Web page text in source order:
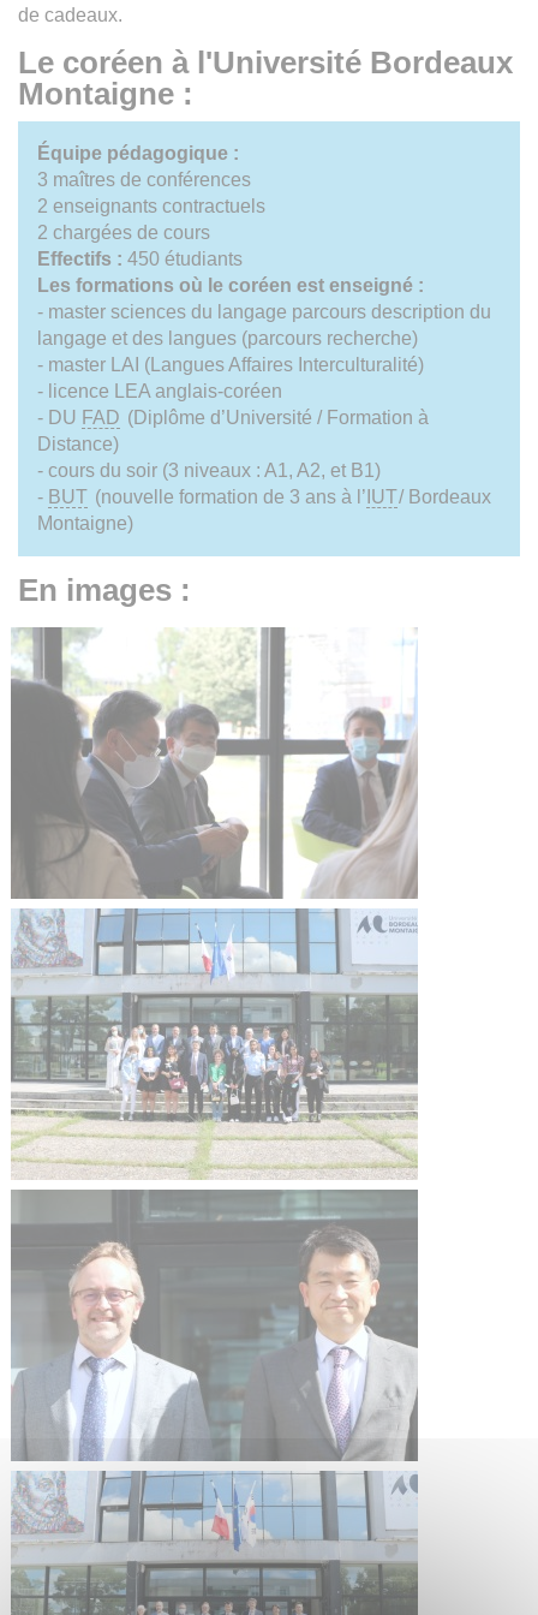
de cadeaux.
Le coréen à l'Université Bordeaux
Montaigne :
Équipe pédagogique :
3 maîtres de conférences
2 enseignants contractuels
2 chargées de cours
Effectifs : 450 étudiants
Les formations où le coréen est enseigné :
- master sciences du langage parcours description du
langage et des langues (parcours recherche)
- master LAI (Langues Affaires Interculturalité)
- licence LEA anglais-coréen
- DU FAD (Diplôme d’Université / Formation à
Distance)
- cours du soir (3 niveaux : A1, A2, et B1)
- BUT (nouvelle formation de 3 ans à l’ IUT/ Bordeaux
Montaigne)
En images :